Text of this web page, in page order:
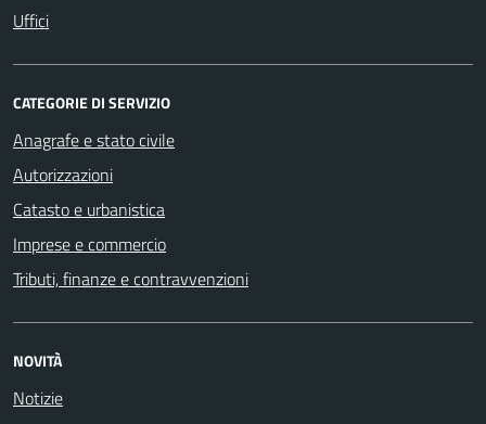
Uffici
CATEGORIE DI SERVIZIO
Anagrafe e stato civile
Autorizzazioni
Catasto e urbanistica
Imprese e commercio
Tributi, finanze e contravvenzioni
NOVITÀ
Notizie